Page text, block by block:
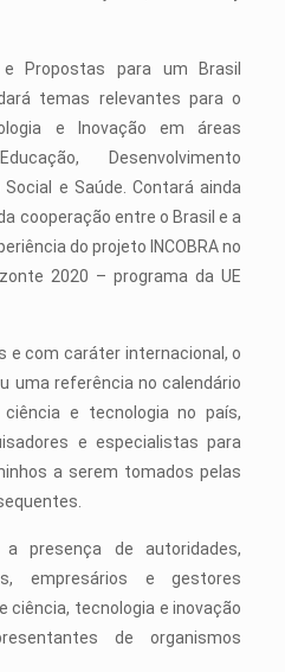
Propostas para um Brasil
temas relevantes para o
e Inovação em áreas
Desenvolvimento
e Saúde. Contará ainda
cooperação entre o Brasil e a
do projeto INCOBRA no
2020 – programa da UE
e com caráter internacional, o
uma referência no calendário
e tecnologia no país,
e especialistas para
a serem tomados pelas
presença de autoridades,
empresários e gestores
ciência, tecnologia e inovação
de organismos